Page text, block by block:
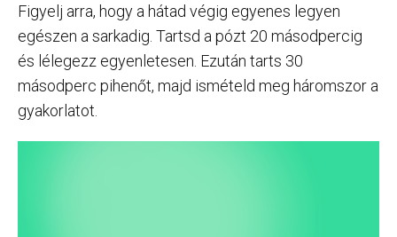
Figyelj arra, hogy a hátad végig egyenes legyen
egészen a sarkadig. Tartsd a pózt 20 másodpercig
és lélegezz egyenletesen. Ezután tarts 30
másodperc pihenőt, majd ismételd meg háromszor a
gyakorlatot.